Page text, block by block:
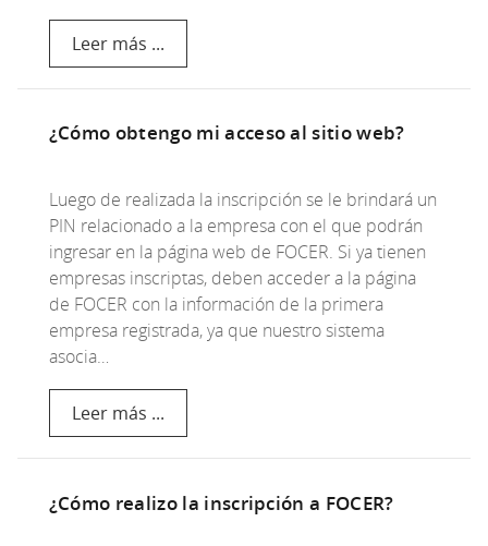
Leer más ...
¿Cómo obtengo mi acceso al sitio web?
Luego de realizada la inscripción se le brindará un
PIN relacionado a la empresa con el que podrán
ingresar en la página web de FOCER. Si ya tienen
empresas inscriptas, deben acceder a la página
de FOCER con la información de la primera
empresa registrada, ya que nuestro sistema
asocia…
Leer más ...
¿Cómo realizo la inscripción a FOCER?